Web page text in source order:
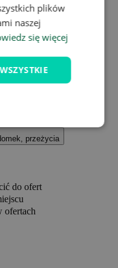
lub basenem termalnym i
przeżycia...
przeżycia
do ofert
ofertach
plików
naszej
się więcej